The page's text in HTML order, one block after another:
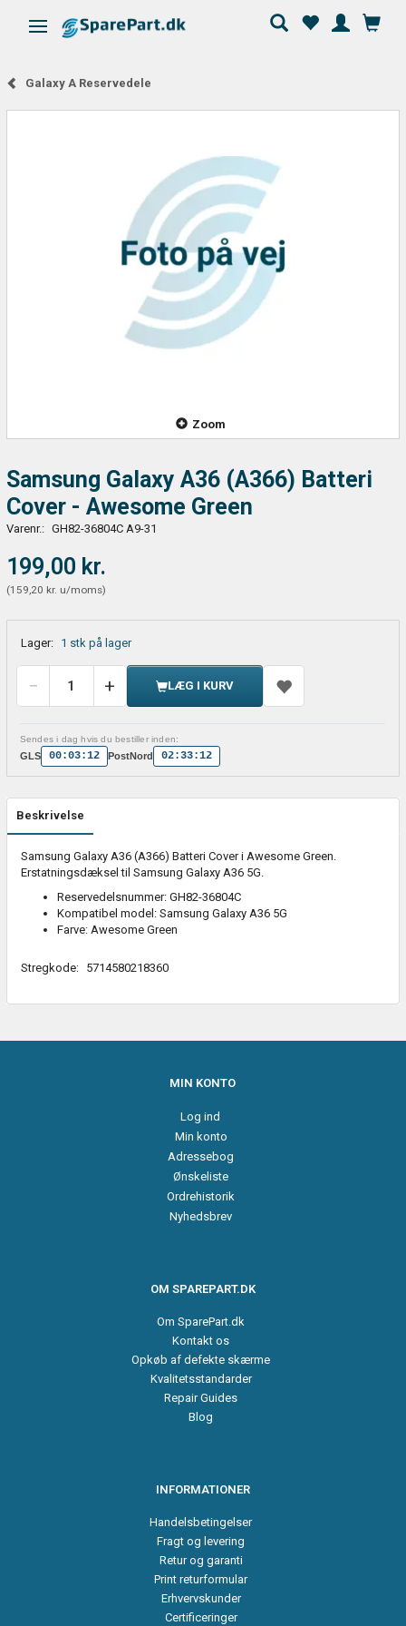
Skifte navigation
Galaxy A Reservedele
Zoom
Samsung Galaxy A36 (A366) Batteri
Cover - Awesome Green
Varenr.: GH82-36804C A9-31
199,00 kr.
(159,20 kr. u/moms)
Lager: 1 stk på lager
LÆG I KURV
Sendes i dag hvis du bestiller inden:
GLS 00:03:12 PostNord 02:33:12
Beskrivelse
Samsung Galaxy A36 (A366) Batteri Cover i Awesome Green.
Erstatningsdæksel til Samsung Galaxy A36 5G.
Reservedelsnummer: GH82-36804C
Kompatibel model: Samsung Galaxy A36 5G
Farve: Awesome Green
Stregkode: 5714580218360
MIN KONTO
Log ind
Min konto
Adressebog
Ønskeliste
Ordrehistorik
Nyhedsbrev
OM SPAREPART.DK
Om SparePart.dk
Kontakt os
Opkøb af defekte skærme
Kvalitetsstandarder
Repair Guides
Blog
INFORMATIONER
Handelsbetingelser
Fragt og levering
Retur og garanti
Print returformular
Erhvervskunder
Certificeringer